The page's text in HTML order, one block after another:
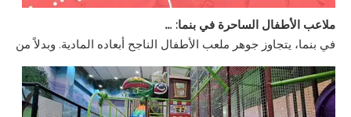
في بنما، يتجاوز جوهر ملعب الأطفال الناجح أبعاده المادية.